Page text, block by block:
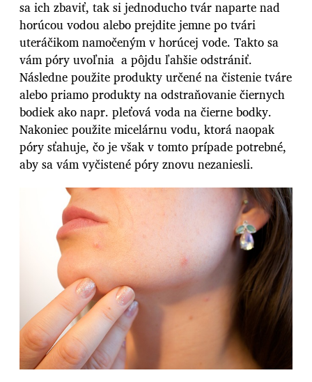
sa ich zbaviť, tak si jednoducho tvár naparte nad
horúcou vodou alebo prejdite jemne po tvári
uteráčikom namočeným v horúcej vode. Takto sa
vám póry uvoľnia a pôjdu ľahšie odstrániť.
Následne použite produkty určené na čistenie tváre
alebo priamo produkty na odstraňovanie čiernych
bodiek ako napr. pleťová voda na čierne bodky.
Nakoniec použite micelárnu vodu, ktorá naopak
póry sťahuje, čo je však v tomto prípade potrebné,
aby sa vám vyčistené póry znovu nezaniesli.